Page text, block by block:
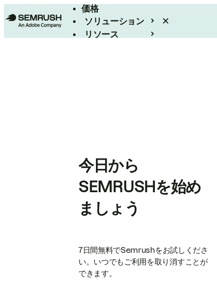
価格
ソリューション
リソース
今日から
SEMRUSHを始め
ましょう
7日間無料でSemrushをお試しくださ
い。いつでもご利用を取り消すことが
できます。